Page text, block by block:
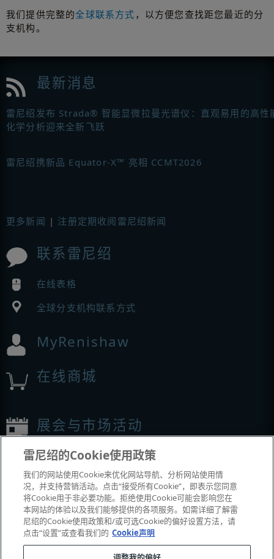
我们提供完整的全球联系方式 ，以方便您查找距您最近的分
支机构。
最新消息
雷尼绍发布 Strada® 智能显微拉曼光谱仪：直观易用的高性
化学分析迎来全新飞跃
雷尼绍携新品 Equator-X™ 亮相 CCMT2026
更多新闻 | 注册定期收阅雷尼绍新闻
联系雷尼绍
在线表格
全球分支机构联系方式
MyRenishaw
在线商城
展会与市场活动
我们参加的活动
雷尼绍的Cookie使用政策
我们的网站使用Cookie来优化网站导航、分析网站使用情
况，并支持营销活动。点击“接受所有Cookie”，即表示您同意
将Cookie用于非必要功能。拒绝使用Cookie可能会影响您在
本网站的体验以及我们能够提供的各项服务。如需详细了解雷
尼绍的Cookie使用政策和/或可选Cookie的偏好设置方法，请
点击“设置”或查看我们的 Cookie声明